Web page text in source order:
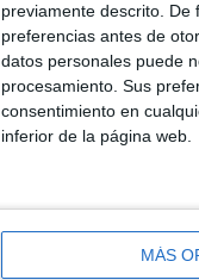
previamente descrito.
preferencias antes de
datos personales puede
procesamiento. Sus
consentimiento en
inferior de la página web.
MÁS